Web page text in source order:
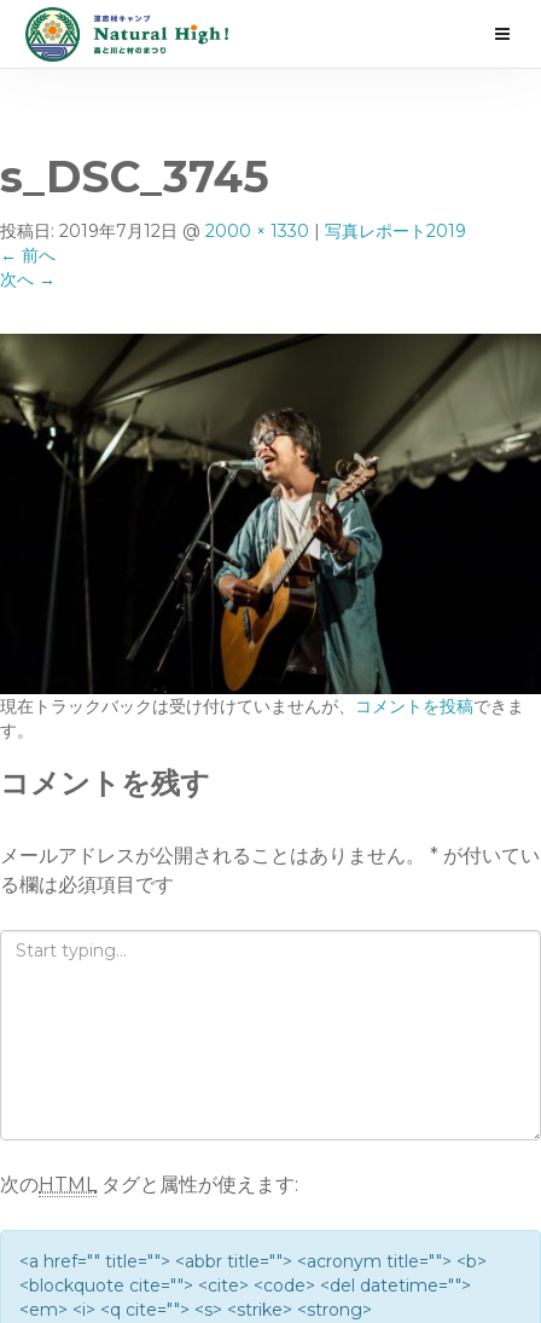
s_DSC_3745
投稿日: 2019年7月12日 @ 2000 × 1330 | 写真レポート2019
← 前へ
次へ →
現在トラックバックは受け付けていませんが、 コメントを投稿できま
す。
コメントを残す
メールアドレスが公開されることはありません。 * が付いてい
る欄は必須項目です
次のHTMLタグと属性が使えます:
<a href="" title=""> <abbr title=""> <acronym title=""> <b>
<blockquote cite=""> <cite> <code> <del datetime="">
<em> <i> <q cite=""> <s> <strike> <strong>